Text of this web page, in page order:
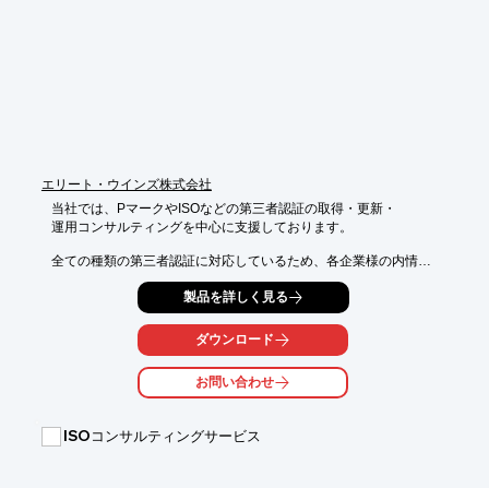
エリート・ウインズ株式会社
当社では、PマークやISOなどの第三者認証の取得・更新・
運用コンサルティングを中心に支援しております。
全ての種類の第三者認証に対応しているため、各企業様の内情や
計画に合わせて好適な選択をご提案。
トップマネジメント層の責任の所在を理解できている者がコンサ
ルタント業務に
携わり、企業様の実践的な支援を行うことを主軸に置いておりま
■担当者が自分の仕事に支障がないようなサポートを実施
製品を詳しく見る
ダウンロード
お問い合わせ
ISOコンサルティングサービス